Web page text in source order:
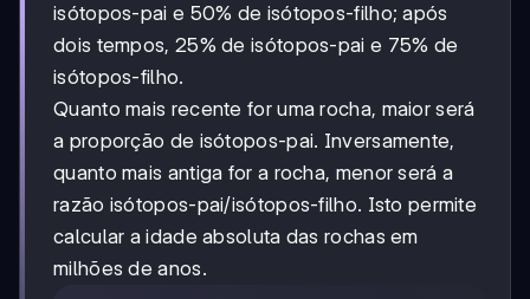
isótopos-pai e 50% de isótopos-filho; após
dois tempos, 25% de isótopos-pai e 75% de
isótopos-filho.
Quanto mais recente for uma rocha, maior será
a proporção de isótopos-pai. Inversamente,
quanto mais antiga for a rocha, menor será a
razão isótopos-pai/isótopos-filho. Isto permite
calcular a idade absoluta das rochas em
milhões de anos.